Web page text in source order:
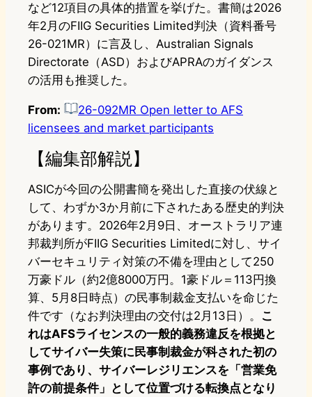
など12項目の具体的措置を挙げた。書簡は2026
年2月のFIIG Securities Limited判決（資料番号
26-021MR）に言及し、Australian Signals
Directorate（ASD）およびAPRAのガイダンス
の活用も推奨した。
From:
26-092MR Open letter to AFS
licensees and market participants
【編集部解説】
ASICが今回の公開書簡を発出した直接の伏線と
して、わずか3か月前に下されたある歴史的判決
があります。2026年2月9日、オーストラリア連
邦裁判所がFIIG Securities Limitedに対し、サイ
バーセキュリティ対策の不備を理由として250
万豪ドル（約2億8000万円。1豪ドル＝113円換
算、5月8日時点）の民事制裁金支払いを命じた
件です（なお判決理由の交付は2月13日）。 こ
れはAFSライセンスの一般的義務違反を根拠と
してサイバー失策に民事制裁金が科された初の
事例であり、サイバーレジリエンスを「営業免
許の前提条件」として位置づける転換点となり